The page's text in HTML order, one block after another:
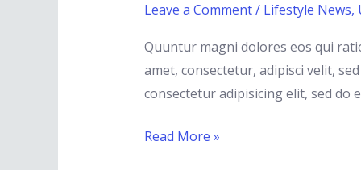
Leave a Comment/ Lifestyle News,
Quuntur magni dolores eos qui
amet, consectetur, adipisci velit,
consectetur adipisicing elit, sed do
Read More »